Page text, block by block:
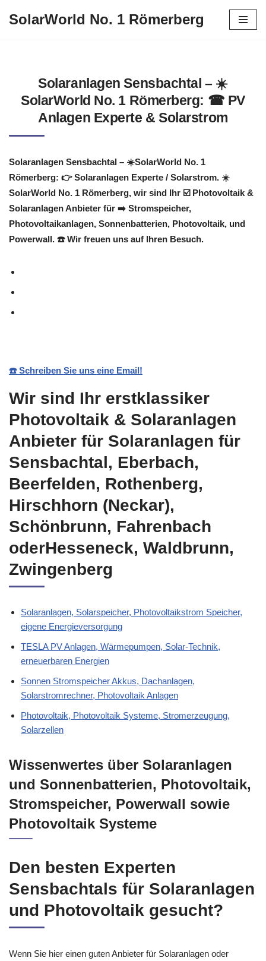
SolarWorld No. 1 Römerberg
Solaranlagen Sensbachtal – ☀️
SolarWorld No. 1 Römerberg: ☎ PV
Anlagen Experte & Solarstrom
Solaranlagen Sensbachtal – ☀️SolarWorld No. 1
Römerberg: 👉 Solaranlagen Experte / Solarstrom. ☀️
SolarWorld No. 1 Römerberg, wir sind Ihr ☑️ Photovoltaik &
Solaranlagen Anbieter für ➡️ Stromspeicher,
Photovoltaikanlagen, Sonnenbatterien, Photovoltaik, und
Powerwall. ☎️ Wir freuen uns auf Ihren Besuch.
☎️ Schreiben Sie uns eine Email!
Wir sind Ihr erstklassiker
Photovoltaik & Solaranlagen
Anbieter für Solaranlagen für
Sensbachtal, Eberbach,
Beerfelden, Rothenberg,
Hirschhorn (Neckar),
Schönbrunn, Fahrenbach
oderHesseneck, Waldbrunn,
Zwingenberg
Solaranlagen, Solarspeicher, Photovoltaikstrom Speicher,
eigene Energieversorgung
TESLA PV Anlagen, Wärmepumpen, Solar-Technik,
erneuerbaren Energien
Sonnen Stromspeicher Akkus, Dachanlagen,
Solarstromrechner, Photovoltaik Anlagen
Photovoltaik, Photovoltaik Systeme, Stromerzeugung,
Solarzellen
Wissenwertes über Solaranlagen
und Sonnenbatterien, Photovoltaik,
Stromspeicher, Powerwall sowie
Photovoltaik Systeme
Den besten Experten
Sensbachtals für Solaranlagen
und Photovoltaik gesucht?
Wenn Sie hier einen guten Anbieter für Solaranlagen oder